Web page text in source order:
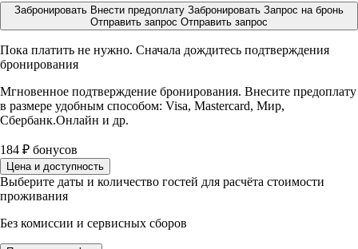
Забронировать Внести предоплату Забронировать Запрос на бронь
Отправить запрос Отправить запрос
Пока платить не нужно. Сначала дождитесь подтверждения
бронирования
Мгновенное подтверждение бронирования. Внесите предоплату
в размере удобным способом: Visa, Mastercard, Мир,
Сбербанк.Онлайн и др.
184 ₽ бонусов
Цена и доступность
Выберите даты и количество гостей для расчёта стоимости
проживания
Без комиссии и сервисных сборов